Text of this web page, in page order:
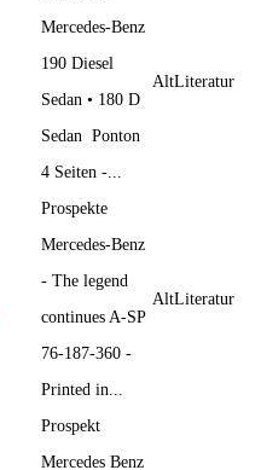
Mercedes-Benz
190 Diesel
Sedan • 180 D
Sedan Ponton
4 Seiten -...
AltLiteratur
Prospekte
Mercedes-Benz
- The legend
continues A-SP
76-187-360 -
Printed in...
AltLiteratur
Prospekt
Mercedes Benz